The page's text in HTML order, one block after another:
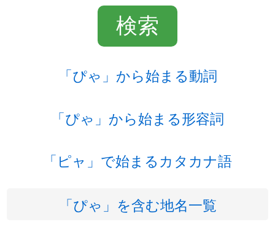
「ぴゃ」から始まる動詞
「ぴゃ」から始まる形容詞
「ピャ」で始まるカタカナ語
「ぴゃ」を含む地名一覧